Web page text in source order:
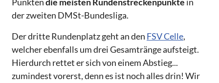
der zweiten DMSt-Bundesliga.
Der dritte Rundenplatz geht an den FSV Celle,
welcher ebenfalls um drei Gesamtränge aufsteigt.
Hierdurch rettet er sich von einem Abstieg...
zumindest vorerst, denn es ist noch alles drin! Wir